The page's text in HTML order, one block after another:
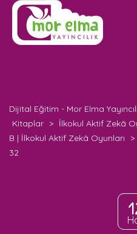
Dijital Eğitim - Mor Elma
Kitaplar > İlkokul Aktif Zekâ
B | İlkokul Aktif Zekâ Oyunları
>
32